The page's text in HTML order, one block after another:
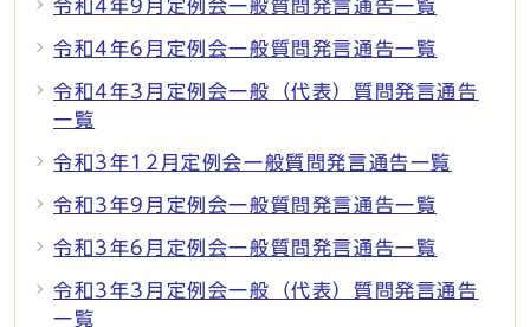
令和4年9月定例会一般質問発言通告一覧
令和4年6月定例会一般質問発言通告一覧
令和4年3月定例会一般（代表）質問発言通告
一覧
令和3年12月定例会一般質問発言通告一覧
令和3年9月定例会一般質問発言通告一覧
令和3年6月定例会一般質問発言通告一覧
令和3年3月定例会一般（代表）質問発言通告
一覧